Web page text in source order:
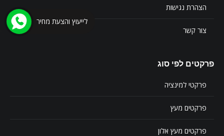
הצהרת נגישות
צור קשר
פרקטים לפי סוג
פרקטי למינציה
פרקטים מעץ
פרקטים מעץ אלון
לייעוץ והצעת מחיר